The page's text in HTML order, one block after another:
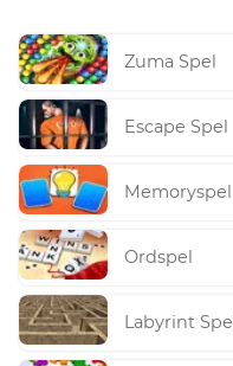
Zuma Spel
Escape Spel
Memoryspel
Ordspel
Labyrint Spel